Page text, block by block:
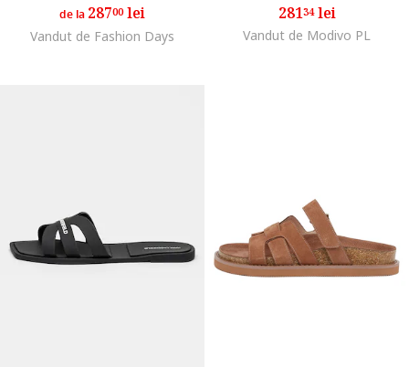
de la 28700lei
Vandut de Fashion Days
28134lei
Vandut de Modivo PL